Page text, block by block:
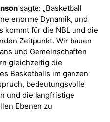
sagte: „Basketball
enorme Dynamik, und
kommt für die NBL und die
Zeitpunkt. Wir bauen
und Gemeinschaften
gleichzeitig die
Basketballs im ganzen
bedeutungsvolle
und die langfristige
Ebenen zu